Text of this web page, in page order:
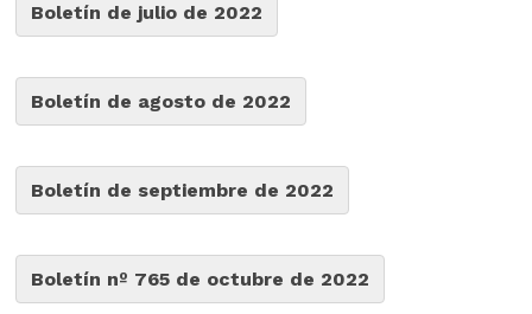
Boletín de julio de 2022
Boletín de agosto de 2022
Boletín de septiembre de 2022
Boletín nº 765 de octubre de 2022